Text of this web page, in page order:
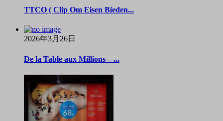
TTCO ( Clip Om Eisen Bieden...
2026年3月26日
De la Table aux Millions – ...